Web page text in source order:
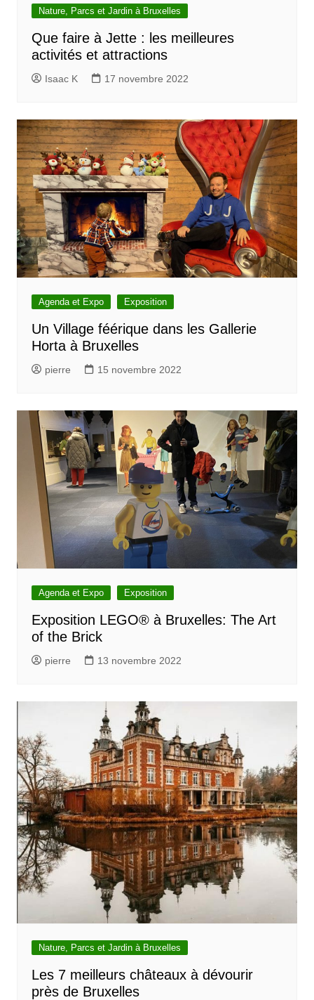
Nature, Parcs et Jardin à Bruxelles
Que faire à Jette : les meilleures
activités et attractions
Isaac K 17 novembre 2022
Agenda et Expo Exposition
Un Village féérique dans les Gallerie
Horta à Bruxelles
pierre 15 novembre 2022
Agenda et Expo Exposition
Exposition LEGO® à Bruxelles: The Art
of the Brick
pierre 13 novembre 2022
Nature, Parcs et Jardin à Bruxelles
Les 7 meilleurs châteaux à dévourir
près de Bruxelles